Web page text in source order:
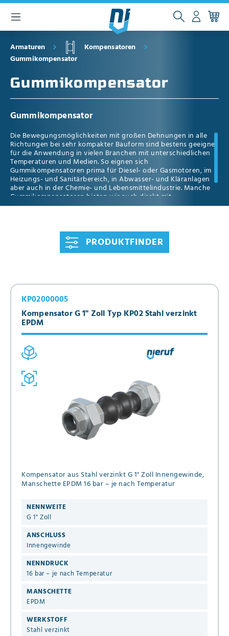
springen
Armaturen
Kompensatoren
Gummikompensator
Gummikompensator
Gummikompensator
Die Bewegungsmöglichkeiten mit großen Dehnungen in alle
Richtungen bei sehr kompakter Bauform sind bestens geeignet
für die Anwendung in vielen Branchen mit unterschiedlichen
Temperaturen und Medien. So eignen sich
Gummikompensatoren prima für Diesel- oder Gasmotoren, im
Heizungs- und Sanitärbereich, in Abwasser- und Kläranlagen
aber auch in der Chemie- und Lebensmittelindustrie. Manche
Gummikompensatoren bieten wir auch direkt mit
Zubehörartikeln wie Vakuumstützring oder Leitblech an.
PRODUKTFINDER
Kompensator G 1" Zoll Typ KP02 Stahl verzinkt
EPDM
KP02000005
Kompensator aus Stahl verzinkt G 1" Zoll Innengewinde,
Manschette EPDM 16 bar – je nach Temperatur
NENNWEITE
G 1" Zoll
ANSCHLUSS
Innengewinde
NENNDRUCK
16 bar – je nach Temperatur
MANSCHETTE
EPDM
WERKSTOFF
Stahl verzinkt